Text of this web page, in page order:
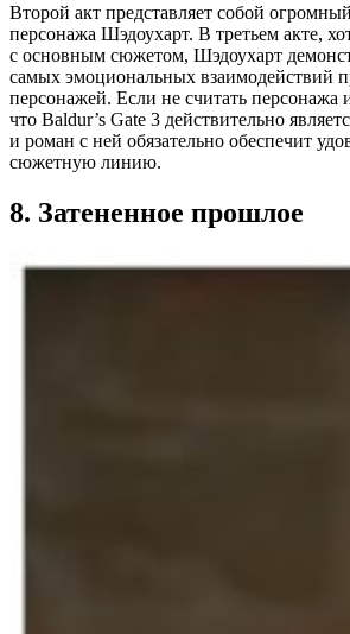
Второй акт представляет собой
персонажа Шэдоухарт. В третьем акте,
с основным сюжетом, Шэдоухарт
самых эмоциональных взаимодействий
персонажей. Если не считать персонажа
что Baldur’s Gate 3 действительно
и роман с ней обязательно обеспечит
сюжетную линию.
8. Затененное прошлое